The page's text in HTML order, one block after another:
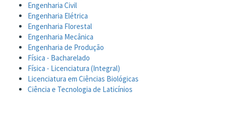
Engenharia Civil
Engenharia Elétrica
Engenharia Florestal
Engenharia Mecânica
Engenharia de Produção
Física - Bacharelado
Física - Licenciatura (Integral)
Licenciatura em Ciências Biológicas
Ciência e Tecnologia de Laticínios